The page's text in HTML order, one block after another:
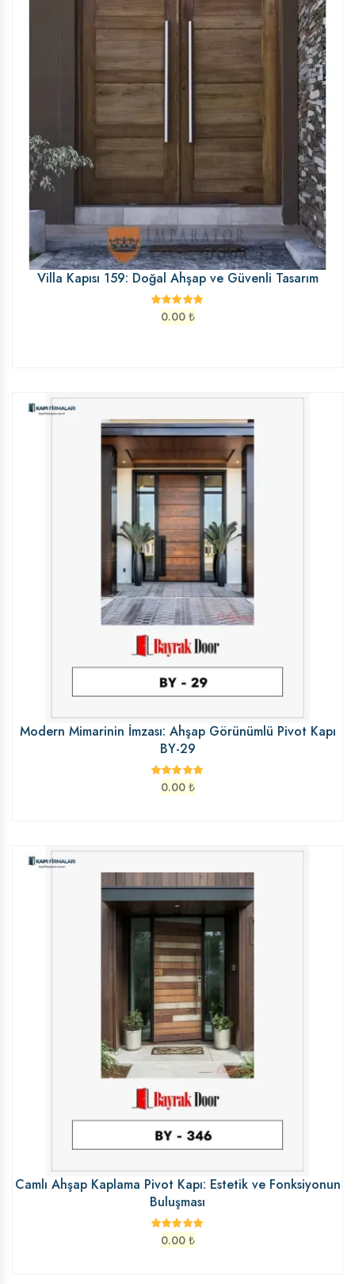
Villa Kapısı 159: Doğal Ahşap ve Güvenli Tasarım
0.00 ₺
Modern Mimarinin İmzası: Ahşap Görünümlü Pivot Kapı
BY-29
0.00 ₺
Camlı Ahşap Kaplama Pivot Kapı: Estetik ve Fonksiyonun
Buluşması
0.00 ₺